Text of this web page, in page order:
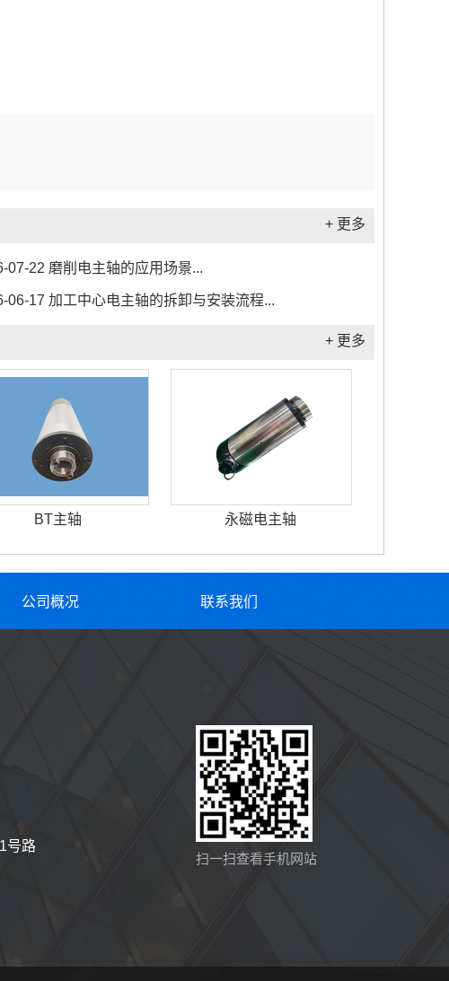
+ 更多
07-22 磨削电主轴的应用场景...
06-17 加工中心电主轴的拆卸与安装流程...
+ 更多
BT主轴 永磁电主轴
公司概况 联系我们
号路
扫一扫查看手机网站